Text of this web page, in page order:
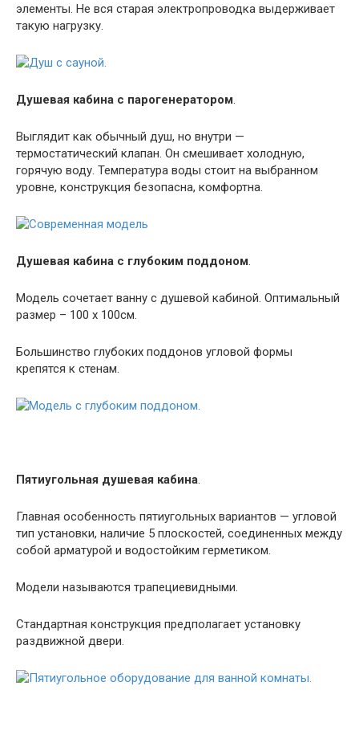
элементы. Не вся старая электропроводка выдерживает
такую нагрузку.
Душевая кабина с парогенератором.
Выглядит как обычный душ, но внутри —
термостатический клапан. Он смешивает холодную,
горячую воду. Температура воды стоит на выбранном
уровне, конструкция безопасна, комфортна.
Душевая кабина с глубоким поддоном.
Модель сочетает ванну с душевой кабиной. Оптимальный
размер – 100 х 100см.
Большинство глубоких поддонов угловой формы
крепятся к стенам.
Пятиугольная душевая кабина.
Главная особенность пятиугольных вариантов — угловой
тип установки, наличие 5 плоскостей, соединенных между
собой арматурой и водостойким герметиком.
Модели называются трапециевидными.
Стандартная конструкция предполагает установку
раздвижной двери.